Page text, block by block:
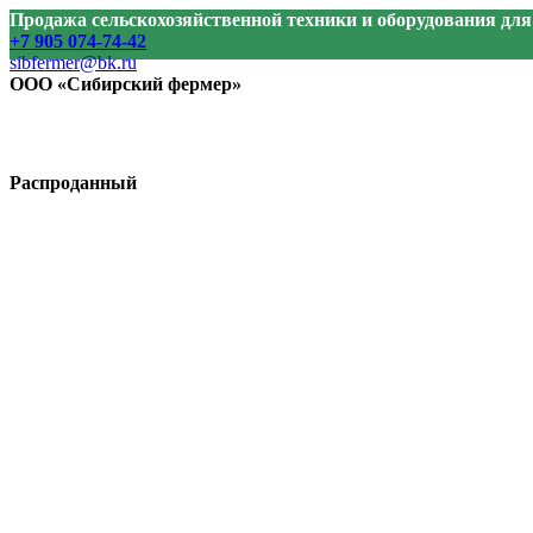
Продажа сельскохозяйственной техники и оборудования
+7 905 074-74-42
sibfermer@bk.ru
ООО «Сибирский фермер»
Распроданный